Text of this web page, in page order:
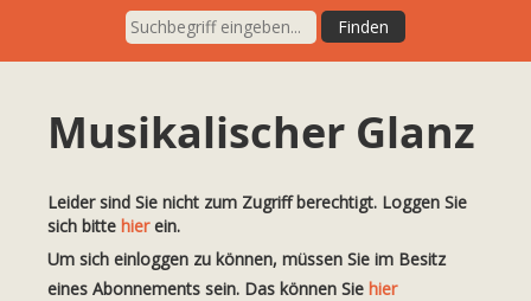
Musikalischer Glanz
Leider sind Sie nicht zum Zugriff berechtigt. Loggen Sie
sich bitte hierein.
Um sich einloggen zu können, müssen Sie im Besitz
eines Abonnements sein. Das können Sie hier